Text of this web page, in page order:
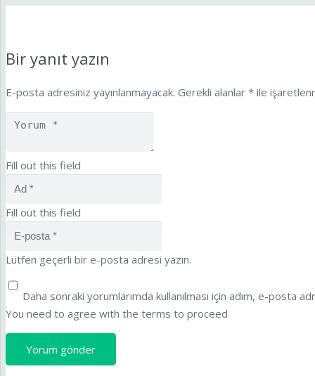
Bir yanıt yazın
E-posta adresiniz yayınlanmayacak. Gerekli alanlar * ile
Fill out this field
Fill out this field
Lütfen geçerli bir e-posta adresi yazın.
Daha sonraki yorumlarımda kullanılması için adım, e-posta
You need to agree with the terms to proceed
Yorum gönder